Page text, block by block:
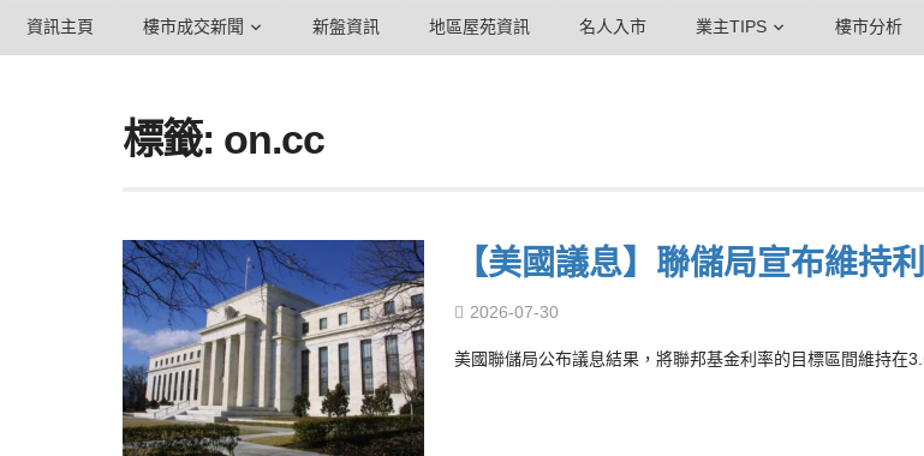
資訊主頁 樓市成交新聞 新盤資訊 地區屋苑資訊 名人入市 業主TIPS 樓市分析
標籤: on.cc
【美國議息】聯儲局宣布維持
2026-07-30
美國聯儲局公布議息結果，將聯邦基金利率的目標區間維持